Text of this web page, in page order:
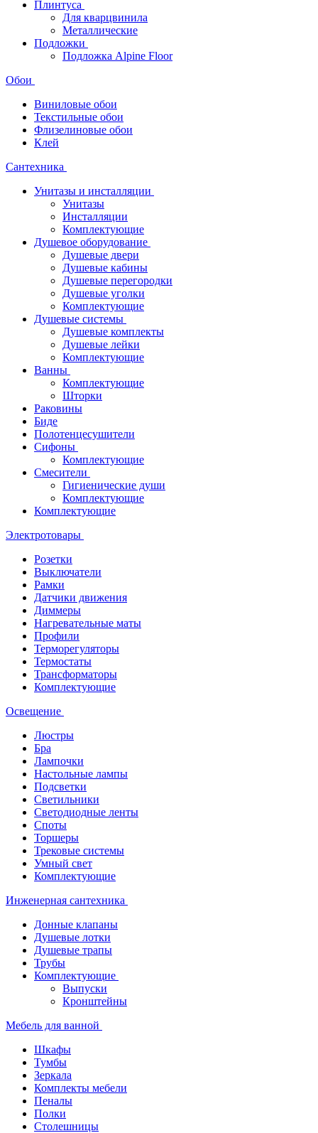
Плинтуса
Для кварцвинила
Металлические
Подложки
Подложка Alpine Floor
Обои
Виниловые обои
Текстильные обои
Флизелиновые обои
Клей
Сантехника
Унитазы и инсталляции
Унитазы
Инсталляции
Комплектующие
Душевое оборудование
Душевые двери
Душевые кабины
Душевые перегородки
Душевые уголки
Комплектующие
Душевые системы
Душевые комплекты
Душевые лейки
Комплектующие
Ванны
Комплектующие
Шторки
Раковины
Биде
Полотенцесушители
Сифоны
Комплектующие
Смесители
Гигиенические души
Комплектующие
Комплектующие
Электротовары
Розетки
Выключатели
Рамки
Датчики движения
Диммеры
Нагревательные маты
Профили
Терморегуляторы
Термостаты
Трансформаторы
Комплектующие
Освещение
Люстры
Бра
Лампочки
Настольные лампы
Подсветки
Светильники
Светодиодные ленты
Споты
Торшеры
Трековые системы
Умный свет
Комплектующие
Инженерная сантехника
Донные клапаны
Душевые лотки
Душевые трапы
Трубы
Комплектующие
Выпуски
Кронштейны
Мебель для ванной
Шкафы
Тумбы
Зеркала
Комплекты мебели
Пеналы
Полки
Столешницы